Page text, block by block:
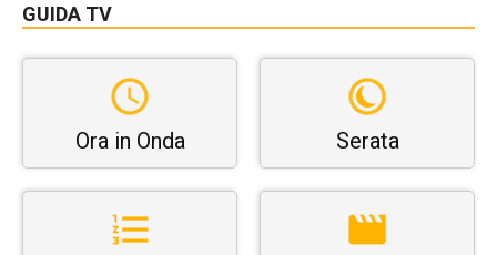
GUIDA TV
Ora in Onda Serata